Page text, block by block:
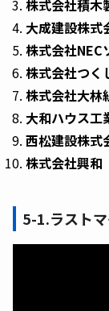
株式会社積木
大成建設株式
株式会社NEC
株式会社つく
株式会社大林
大和ハウス工
西松建設株式
株式会社興和
5-1.ラスト